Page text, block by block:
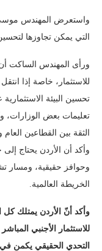
واستعرض المهندس
التي يمكن تجاوزها
ورأى المهندس الساكت أن
للاستثمار، خاصة إذا
تحسين البيئة
تعليمات بعض الوزارات،
الثقة بين القطاعين
وأكد أن الأردن يحتاج
وحوافز حقيقية، ومسار
الخريطة العالمية.
وأكد أنّ الأردن يمتلك كل
للاستثمار الأجنبي
التحدي الحقيقي يكمن